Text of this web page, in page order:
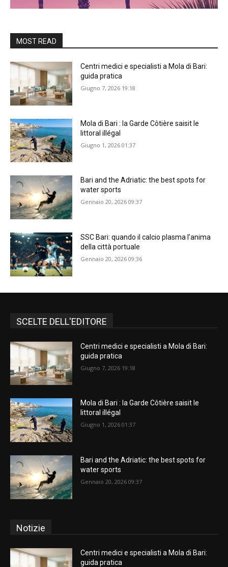
MOST READ
Centri medici e specialisti a Mola di Bari:
guida pratica
Giugno 7, 2026 19:18
Mola di Bari : la Garde Côtière saisit le
littoral illégal
Giugno 1, 2026 01:37
Bari and the Adriatic: the best spots for
water sports
Gennaio 20, 2026 09:37
SSC Bari: quando il calcio plasma l’anima
della città portuale
Gennaio 20, 2026 09:36
SCELTE DELL'EDITORE
Centri medici e specialisti a Mola di Bari:
guida pratica
Giugno 7, 2026 19:18
Mola di Bari : la Garde Côtière saisit le
littoral illégal
Giugno 1, 2026 01:37
Bari and the Adriatic: the best spots for
water sports
Gennaio 20, 2026 09:37
Notizie
Centri medici e specialisti a Mola di Bari:
guida pratica